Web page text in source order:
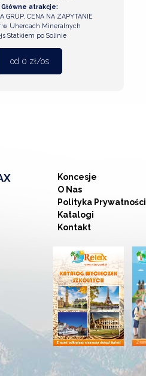
Główne atrakcje:
GRUP, CENA NA ZAPYTANIE
w Uhercach Mineralnych
Statkiem po Solinie
od 0 zł/os
Koncesje
O Nas
Polityka Prywatności
Katalogi
Kontakt